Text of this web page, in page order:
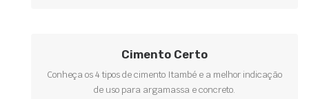
Cimento Certo
Conheça os 4 tipos de cimento Itambé e a melhor indicação
de uso para argamassa e concreto.